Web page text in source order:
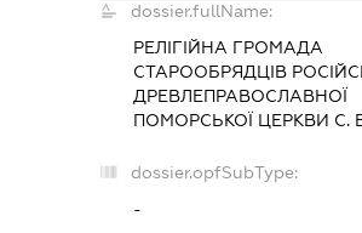
dossier.fullName:
РЕЛІГІЙНА ГРОМАДА
СТАРООБРЯДЦІВ
ДРЕВЛЕПРАВОСЛАВНОЇ
ПОМОРСЬКОЇ ЦЕРКВИ С.
dossier.opfSubType:
-